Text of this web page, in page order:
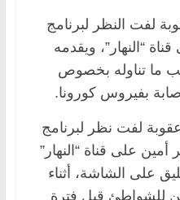
لفت النظر لبرنامج
“النهار”، ويقدمه
ما تناوله بخصوص
بفيروس كورونا.
لفت نظر لبرنامج
أمين على قناة “النهار”
على الشاشة، أثناء
للشواطئ قبل فترة